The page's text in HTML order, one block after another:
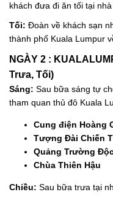
khách đưa đi ăn tối tại
Tối: Đoàn về khách sạn
thành phố Kuala Lumpur
NGÀY 2 :
Trưa, Tối)
Sáng: Sau bữa sáng tự
tham quan thủ đô Kuala
Cung điện Hoàng
Tượng Đài Chiến
Quảng Trường
Chùa Thiên Hậu
Chiều: Sau bữa trưa tại